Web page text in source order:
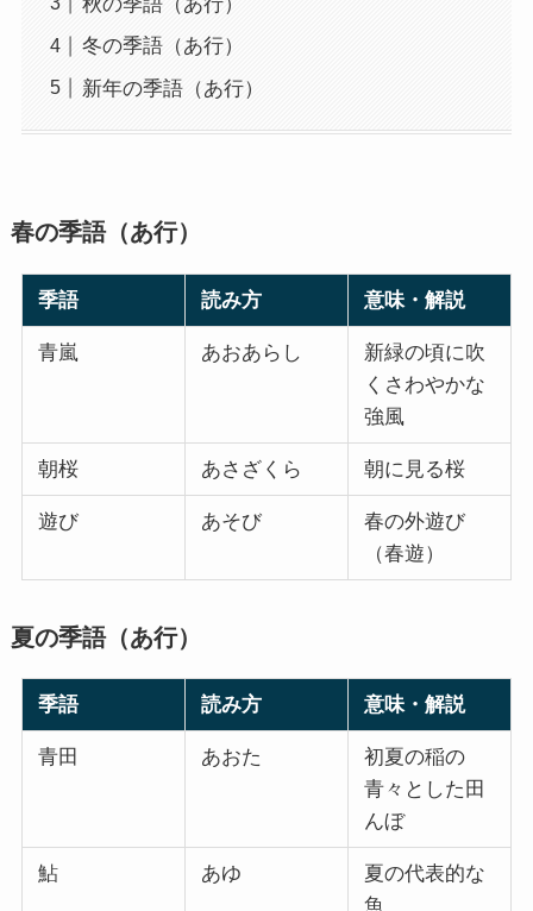
冬の季語（あ行）
新年の季語（あ行）
春の季語（あ行）
季語 読み方 意味・解説
青嵐 あおあらし
新緑の頃に吹
くさわやかな
強風
朝桜 あさざくら 朝に見る桜
遊び あそび
春の外遊び
（春遊）
夏の季語（あ行）
季語 読み方 意味・解説
青田 あおた
初夏の稲の
青々とした田
んぼ
鮎 あゆ
夏の代表的な
魚